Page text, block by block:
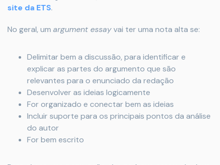
site da ETS.
No geral, um argument essayvai ter uma nota alta se:
Delimitar bem a discussão, para identificar e
explicar as partes do argumento que são
relevantes para o enunciado da redação
Desenvolver as ideias logicamente
For organizado e conectar bem as ideias
Incluir suporte para os principais pontos da análise
do autor
For bem escrito